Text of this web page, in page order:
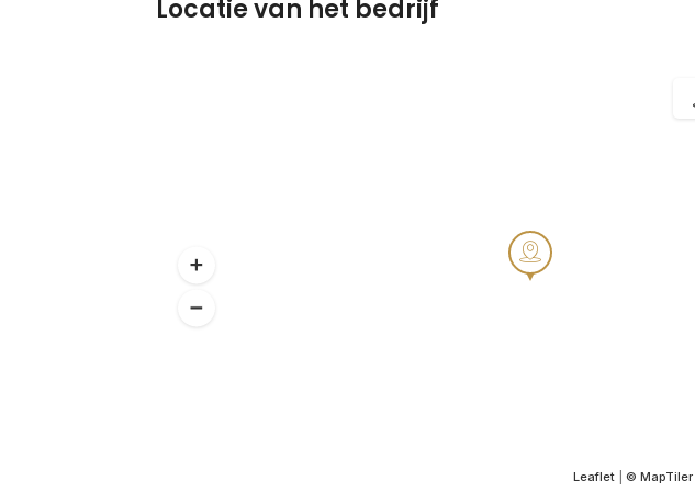
Locatie van het bedrijf
Leaflet| © MapTiler